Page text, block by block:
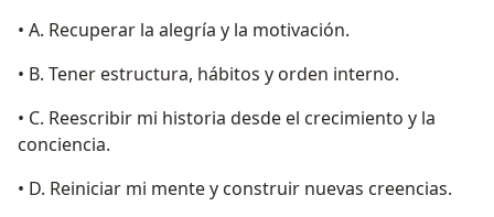
• A. Recuperar la alegría y la motivación.
• B. Tener estructura, hábitos y orden interno.
• C. Reescribir mi historia desde el crecimiento y la
conciencia.
• D. Reiniciar mi mente y construir nuevas creencias.